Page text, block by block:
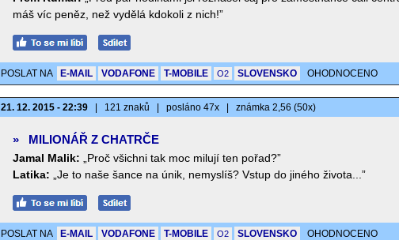
máš víc peněz, než vydělá kdokoli z nich!”
POSLAT NA E-MAIL VODAFONE T-MOBILE O2 SLOVENSKO OHODNOCENO
21. 12. 2015 - 22:39 121 znaků posláno 47x známka 2,56 (50x)
» MILIONÁŘ Z CHATRČE
Jamal Malik:
„Proč všichni tak moc milují ten pořad?”
Latika:
„Je to naše šance na únik, nemyslíš? Vstup do jiného života...”
POSLAT NA E-MAIL VODAFONE T-MOBILE O2 SLOVENSKO OHODNOCENO